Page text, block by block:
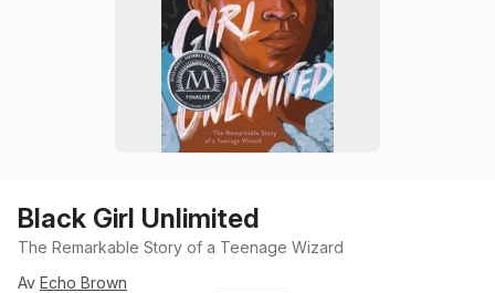
Black Girl Unlimited
The Remarkable Story of a Teenage Wizard
Av Echo Brown